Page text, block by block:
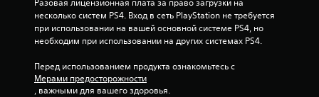
2
о
несколько систем PS4. Вход в сеть PlayStation не требуется
при использовании на вашей основной системе PS4, но
необходим при использовании на других системах PS4.
Перед использованием продукта ознакомьтесь с
Мерами предосторожности
, важными для вашего здоровья.